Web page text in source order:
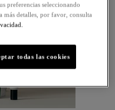
preferencias seleccionando
más detalles, por favor, consulta
todas las cookies